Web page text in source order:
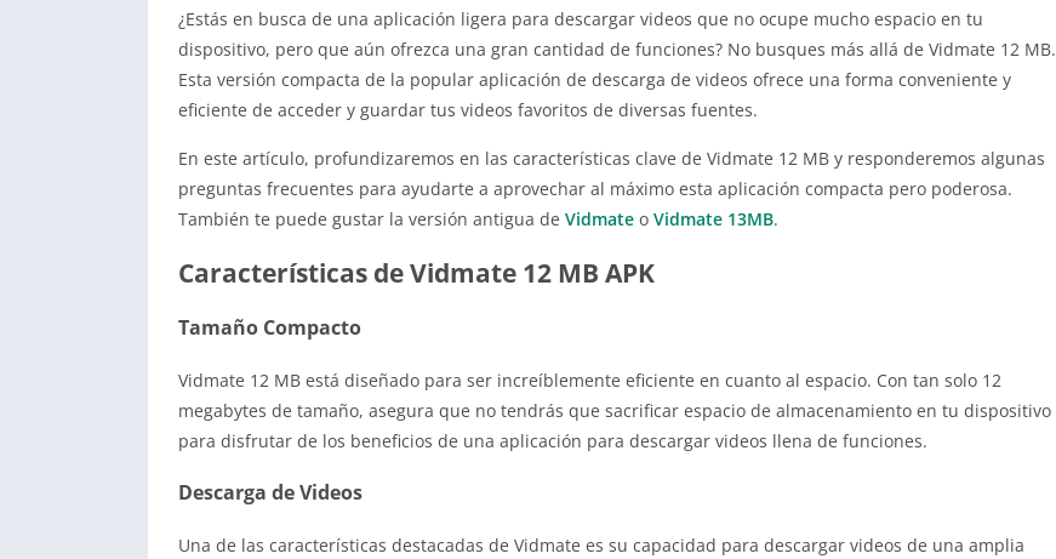
¿Estás en busca de una aplicación ligera para descargar videos que no ocupe mucho espacio en tu
dispositivo, pero que aún ofrezca una gran cantidad de funciones? No busques más allá de Vidmate 12 MB.
Esta versión compacta de la popular aplicación de descarga de videos ofrece una forma conveniente y
eficiente de acceder y guardar tus videos favoritos de diversas fuentes.
En este artículo, profundizaremos en las características clave de Vidmate 12 MB y responderemos algunas
preguntas frecuentes para ayudarte a aprovechar al máximo esta aplicación compacta pero poderosa.
También te puede gustar la versión antigua de Vidmate o Vidmate 13MB.
Características de Vidmate 12 MB APK
Tamaño Compacto
Vidmate 12 MB está diseñado para ser increíblemente eficiente en cuanto al espacio. Con tan solo 12
megabytes de tamaño, asegura que no tendrás que sacrificar espacio de almacenamiento en tu dispositivo
para disfrutar de los beneficios de una aplicación para descargar videos llena de funciones.
Descarga de Videos
Una de las características destacadas de Vidmate es su capacidad para descargar videos de una amplia